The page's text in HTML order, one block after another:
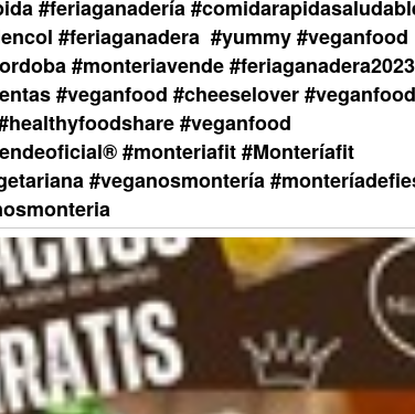
#feriaganadería
#feriaganadera #yummy #veganfood
#monteriavende #feriaganadera2023
#veganfood #cheeselover
#veganfood
#monteriafit #Monteríafit
#veganosmontería